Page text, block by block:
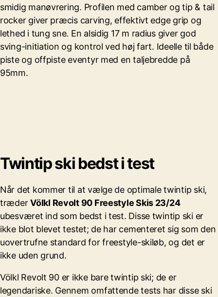
smidig manøvrering. Profilen med camber og tip & tail
rocker giver præcis carving, effektivt edge grip og
lethed i tung sne. En alsidig 17 m radius giver god
sving-initiation og kontrol ved høj fart. Ideelle til både
piste og offpiste eventyr med en taljebredde på
95mm.
Twintip ski bedst i test
Når det kommer til at vælge de optimale twintip ski,
træderVölkl Revolt 90 Freestyle Skis 23/24
ubesværet ind som bedst i test. Disse twintip ski er
ikke blot blevet testet; de har cementeret sig som den
uovertrufne standard for freestyle-skiløb, og det er
ikke uden grund.
Völkl Revolt 90 er ikke bare twintip ski; de er
legendariske. Gennem omfattende tests har disse ski